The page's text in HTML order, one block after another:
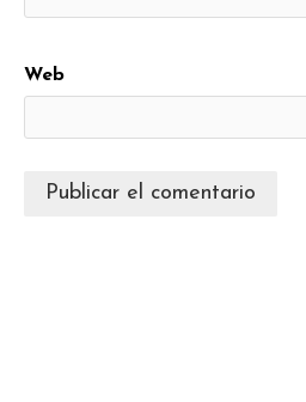
Web